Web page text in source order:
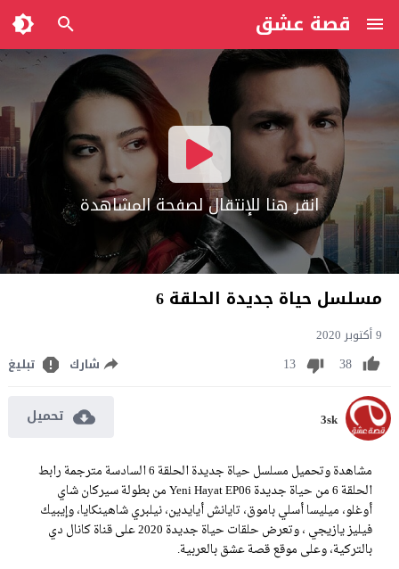
قصة عشق
انقر هنا للإنتقال لصفحة المشاهدة
مسلسل حياة جديدة الحلقة 6
9 أكتوبر 2020
38
13 شارك تبليغ
3sk تحميل
مشاهدة وتحميل مسلسل حياة جديدة الحلقة 6 السادسة مترجمة رابط
الحلقة 6 من حياة جديدة Yeni Hayat EP06 من بطولة سيركان شاي
أوغلو، ميليسا أسلي باموق، تايانش أيايدين، نيلبري شاهينكايا، وإيبيك
فيليز يازيجي ، وتعرض حلقات حياة جديدة 2020 على قناة كانال دي
بالتركية، وعلى موقع قصة عشق بالعربية.